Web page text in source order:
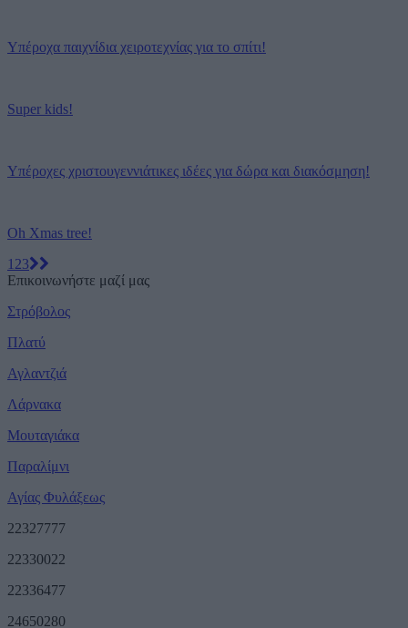
Υπέροχα παιχνίδια χειροτεχνίας για το σπίτι!
Super kids!
Υπέροχες χριστουγεννιάτικες ιδέες για δώρα και διακόσμηση!
Oh Xmas tree!
1 23
Επικοινωνήστε μαζί μας
Στρόβολος
Πλατύ
Αγλαντζιά
Λάρνακα
Μουταγιάκα
Παραλίμνι
Αγίας Φυλάξεως
22327777
22330022
22336477
24650280